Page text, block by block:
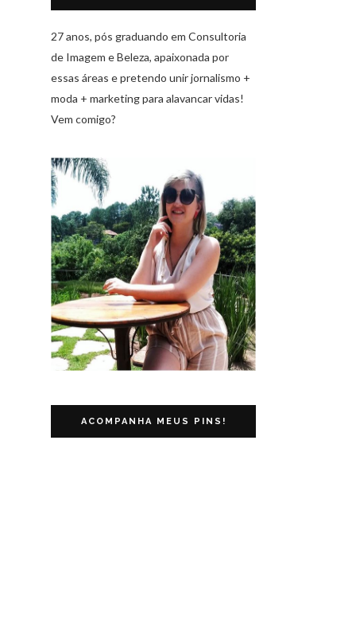
27 anos, pós graduando em Consultoria
de Imagem e Beleza, apaixonada por
essas áreas e pretendo unir jornalismo +
moda + marketing para alavancar vidas!
Vem comigo?
ACOMPANHA MEUS PINS!